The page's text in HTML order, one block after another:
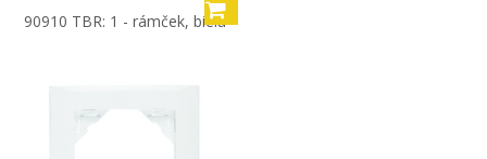
90910 TBR: 1 - rámček, biela